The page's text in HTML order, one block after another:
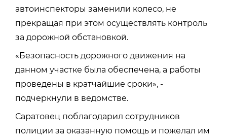
автоинспекторы заменили колесо, не
прекращая при этом осуществлять контроль
за дорожной обстановкой.
«Безопасность дорожного движения на
данном участке была обеспечена, а работы
проведены в кратчайшие сроки», -
подчеркнули в ведомстве.
Саратовец поблагодарил сотрудников
полиции за оказанную помощь и пожелал им